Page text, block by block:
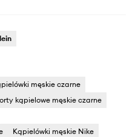
męskie czarne
kąpielowe męskie czarne
Kąpielówki męskie Nike